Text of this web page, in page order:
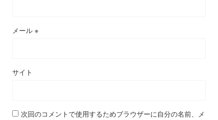
メール ※
サイト
次回のコメントで使用するためブラウザーに自分の名前、メ